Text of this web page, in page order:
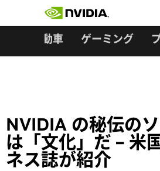
自動車 ゲーミング
NVIDIA の秘伝の
は「文化」だ – 米
ネス誌が紹介